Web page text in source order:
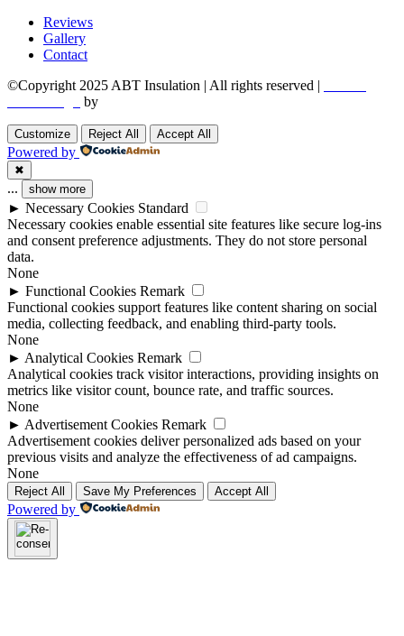
Reviews
Gallery
Contact
©Copyright 2025 ABT Insulation | All rights reserved |
by
Customize Reject All Accept All
Powered by
✖
... show more
► Necessary Cookies Standard
Necessary cookies enable essential site features like secure log-ins
and consent preference adjustments. They do not store personal
data.
None
► Functional Cookies Remark
Functional cookies support features like content sharing on social
media, collecting feedback, and enabling third-party tools.
None
► Analytical Cookies Remark
Analytical cookies track visitor interactions, providing insights on
metrics like visitor count, bounce rate, and traffic sources.
None
► Advertisement Cookies Remark
Advertisement cookies deliver personalized ads based on your
previous visits and analyze the effectiveness of ad campaigns.
None
Reject All Save My Preferences Accept All
Powered by